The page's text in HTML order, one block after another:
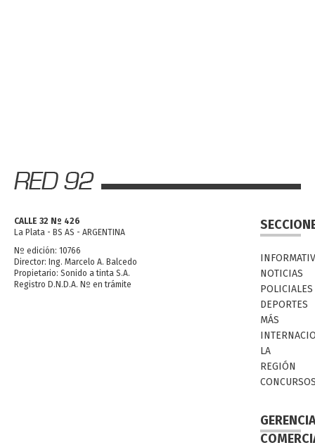
CALLE 32 Nº 426
La Plata - BS AS - ARGENTINA
Nº edición: 10766
Director: Ing. Marcelo A. Balcedo
Propietario: Sonido a tinta S.A.
Registro D.N.D.A. Nº en trámite
NOTICIAS
POLICIALES
DEPORTES
MÁS
LA
REGIÓN